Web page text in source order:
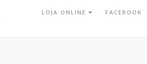
LOJA ONLINE FACEBOOK